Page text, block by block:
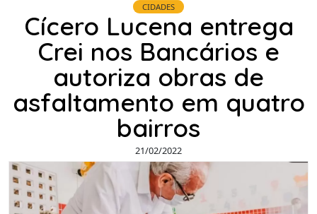
CIDADES
Cícero Lucena entrega
Crei nos Bancários e
autoriza obras de
asfaltamento em quatro
bairros
21/02/2022